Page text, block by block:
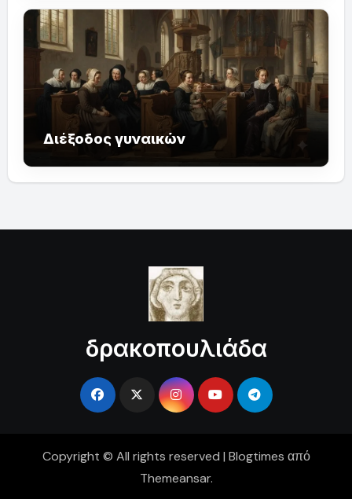
Διέξοδος γυναικών
δρακοπουλιάδα
Copyright © All rights reserved | Blogtimes από
Themeansar.